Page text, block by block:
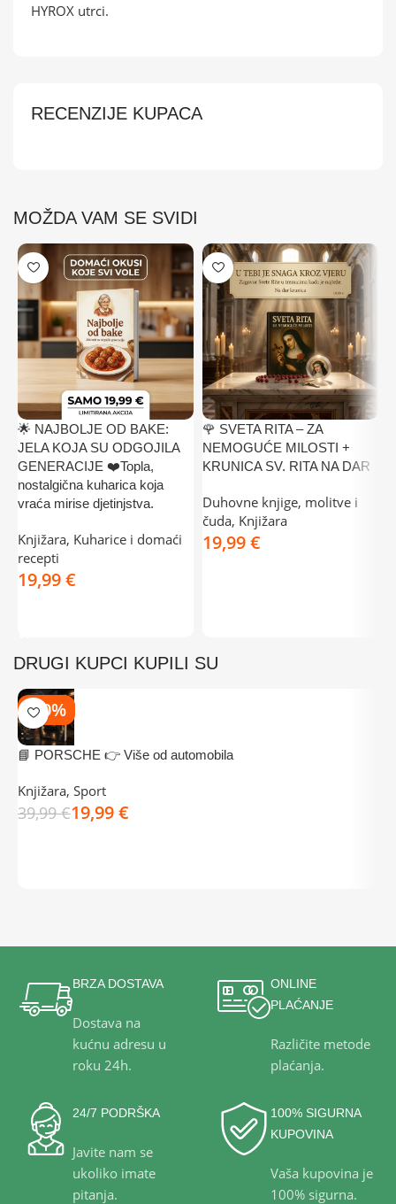
HYROX utrci.
RECENZIJE KUPACA
MOŽDA VAM SE SVIDI
🌟 NAJBOLJE OD BAKE:
JELA KOJA SU ODGOJILA
GENERACIJE ❤️Topla,
nostalgična kuharica koja
vraća mirise djetinjstva.
Knjižara, Kuharice i domaći
recepti
€
🌹 SVETA RITA – ZA
NEMOGUĆE MILOSTI +
KRUNICA SV. RITA NA DAR
Duhovne knjige, molitve i
čuda, Knjižara
€
DRUGI KUPCI KUPILI SU
-50%
📘 PORSCHE 👉 Više od automobila
Knjižara, Sport
39,99€19,99€
BRZA DOSTAVA
Dostava na
kućnu adresu u
roku 24h.
ONLINE
PLAĆANJE
Različite metode
plaćanja.
24/7 PODRŠKA
Javite nam se
ukoliko imate
pitanja.
100% SIGURNA
KUPOVINA
Vaša kupovina je
100% sigurna.